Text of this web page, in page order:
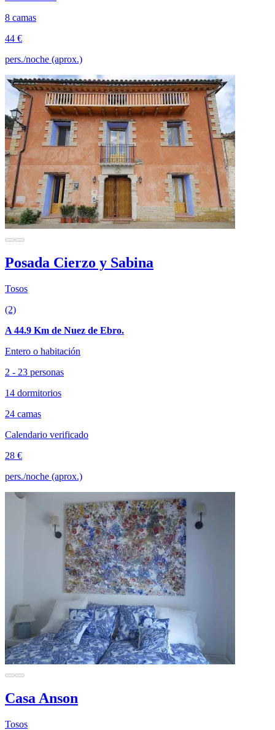
8 camas
44 €
pers./noche (aprox.)
Posada Cierzo y Sabina
Tosos
(2)
A 44.9 Km de Nuez de Ebro.
Entero o habitación
2 - 23 personas
14 dormitorios
24 camas
Calendario verificado
28 €
pers./noche (aprox.)
Casa Anson
Tosos